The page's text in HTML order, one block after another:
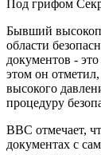
Под грифом
Бывший
области
документов -
этом он
высокого
процедуру
BBC отмечает,
документах с